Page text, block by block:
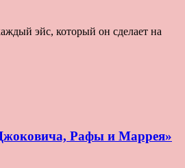
эйс, который он сделает на
Рафы и Маррея»